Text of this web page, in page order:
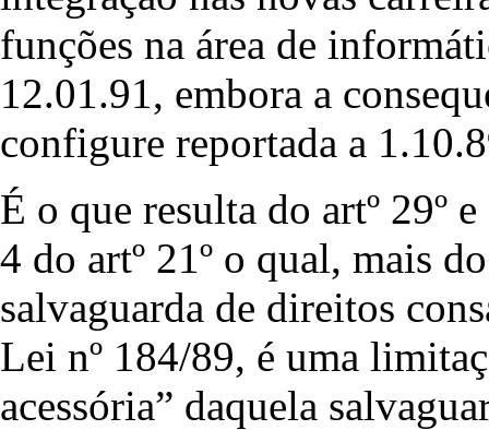
funções na área de
12.01.91, embora a
configure reportada a
É o que resulta do artº 29º
4 do artº 21º o qual, mais
salvaguarda de direitos
Lei nº 184/89, é uma
acessória” daquela